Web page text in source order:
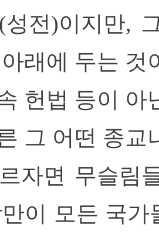
성전)이지만,
래에 두는 것
헌법 등이 아
그 어떤 종
자면 무슬림
이 모든 국